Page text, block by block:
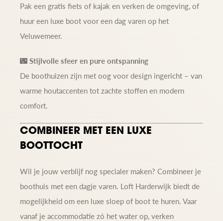
Pak een gratis fiets of kajak en verken de omgeving, of
huur een luxe boot voor een dag varen op het
Veluwemeer.
🌃Stijlvolle sfeer en pure ontspanning
De boothuizen zijn met oog voor design ingericht – van
warme houtaccenten tot zachte stoffen en modern
comfort.
COMBINEER MET EEN LUXE
BOOTTOCHT
Wil je jouw verblijf nog specialer maken? Combineer je
boothuis met een dagje varen. Loft Harderwijk biedt de
mogelijkheid om een luxe sloep of boot te huren. Vaar
vanaf je accommodatie zó het water op, verken